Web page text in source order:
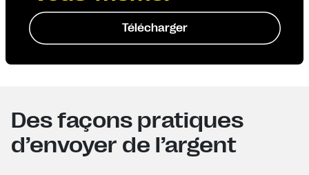
Télécharger
Des façons pratiques
d’envoyer de l’argent